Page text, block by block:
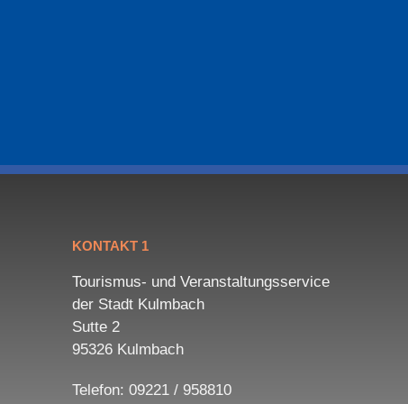
KONTAKT 1
Tourismus- und Veranstaltungsservice
der Stadt Kulmbach
Sutte 2
95326 Kulmbach
Telefon: 09221 / 958810